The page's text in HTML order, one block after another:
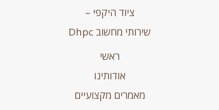
ציוד היקפי –
שירותי מחשוב Dhpc
ראשי
אודותינו
מאמרים מקצועיים